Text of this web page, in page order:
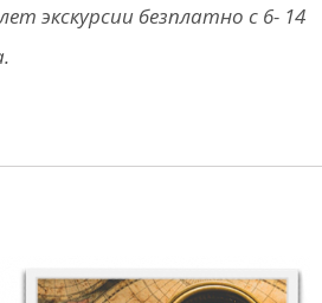
экскурсии безплатно с 6- 14